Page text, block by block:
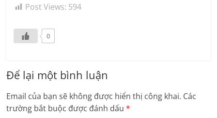
Post Views: 594
0
Để lại một bình luận
Email của bạn sẽ không được hiển thị công khai. Các
trường bắt buộc được đánh dấu*